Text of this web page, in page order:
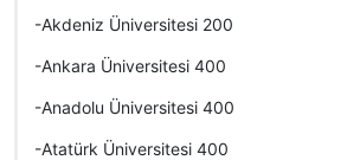
-Akdeniz Üniversitesi 200
-Ankara Üniversitesi 400
-Anadolu Üniversitesi 400
-Atatürk Üniversitesi 400